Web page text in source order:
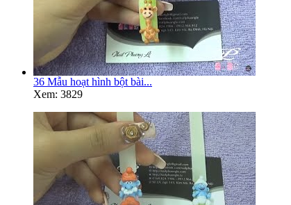
36 Mẫu hoạt hình bột bài...
Xem: 3829